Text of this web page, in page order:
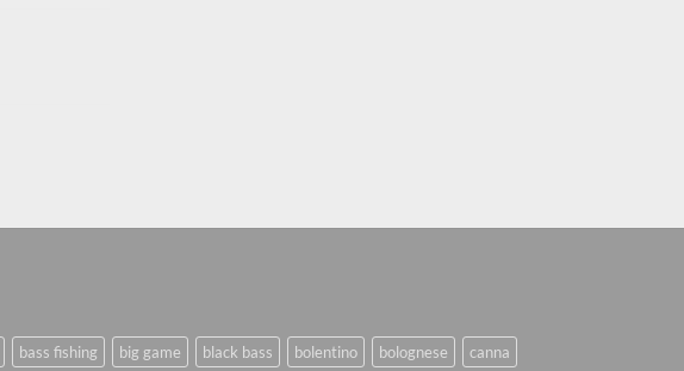
bass fishing big game black bass bolentino bolognese canna